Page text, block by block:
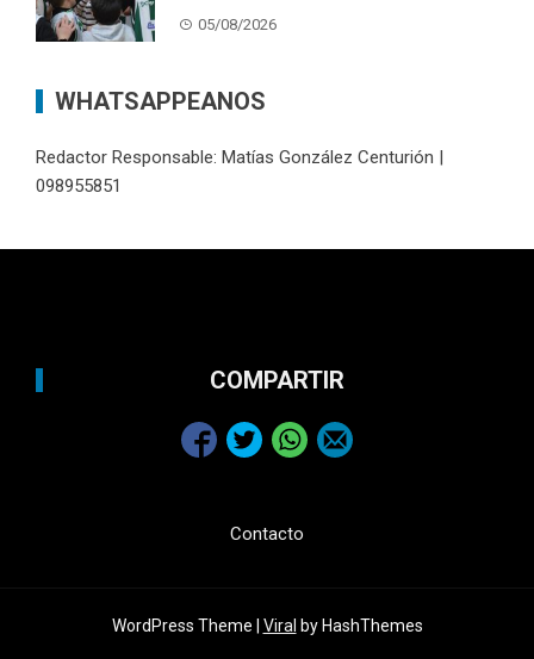
05/08/2026
WHATSAPPEANOS
Redactor Responsable: Matías González Centurión |
098955851
COMPARTIR
Contacto
WordPress Theme | Viral by HashThemes